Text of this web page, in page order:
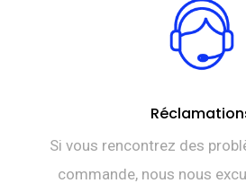
Si vous rencontrez des
commande, nous nous